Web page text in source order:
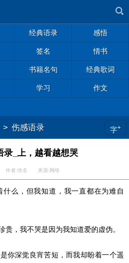
经典语录 感悟
签名 情书
书籍名句 经典歌词
学习 作文
> 伤感语录 字+
录_上，越看越想哭
作者:佚名 来源:网络
么，但我知道，我一直都在为难自
贵，我不哭是因为我知道爱的虚伪。
你深觉良宵苦短，而我却盼着一个遥